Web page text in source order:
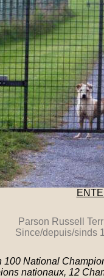
Parson Russell
Since/depuis/sinds
100 National
nationaux, 12